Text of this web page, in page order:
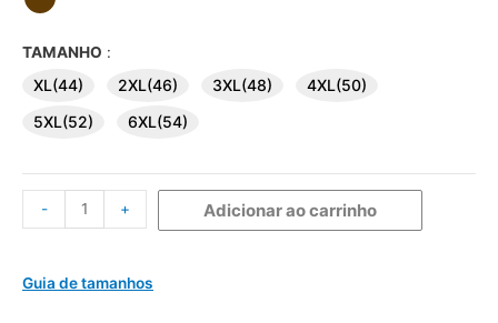
TAMANHO :
XL(44) 2XL(46) 3XL(48)
4XL(50)
5XL(52)
6XL(54)
- + Adicionar ao carrinho
Guia de tamanhos